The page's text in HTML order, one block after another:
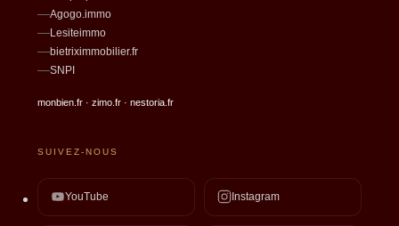
Agogo.immo
Lesiteimmo
bietriximmobilier.fr
SNPI
monbien.fr · zimo.fr · nestoria.fr
SUIVEZ-NOUS
YouTube Instagram